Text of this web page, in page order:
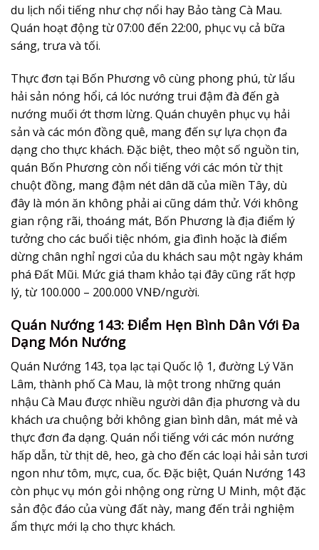
du lịch nổi tiếng như chợ nổi hay Bảo tàng Cà Mau.
Quán hoạt động từ 07:00 đến 22:00, phục vụ cả bữa
sáng, trưa và tối.
Thực đơn tại Bốn Phương vô cùng phong phú, từ lẩu
hải sản nóng hổi, cá lóc nướng trui đậm đà đến gà
nướng muối ớt thơm lừng. Quán chuyên phục vụ hải
sản và các món đồng quê, mang đến sự lựa chọn đa
dạng cho thực khách. Đặc biệt, theo một số nguồn tin,
quán Bốn Phương còn nổi tiếng với các món từ thịt
chuột đồng, mang đậm nét dân dã của miền Tây, dù
đây là món ăn không phải ai cũng dám thử. Với không
gian rộng rãi, thoáng mát, Bốn Phương là địa điểm lý
tưởng cho các buổi tiệc nhóm, gia đình hoặc là điểm
dừng chân nghỉ ngơi của du khách sau một ngày khám
phá Đất Mũi. Mức giá tham khảo tại đây cũng rất hợp
lý, từ 100.000 – 200.000 VNĐ/người.
Quán Nướng 143: Điểm Hẹn Bình Dân Với Đa
Dạng Món Nướng
Quán Nướng 143, tọa lạc tại Quốc lộ 1, đường Lý Văn
Lâm, thành phố Cà Mau, là một trong những quán
nhậu Cà Mau được nhiều người dân địa phương và du
khách ưa chuộng bởi không gian bình dân, mát mẻ và
thực đơn đa dạng. Quán nổi tiếng với các món nướng
hấp dẫn, từ thịt dê, heo, gà cho đến các loại hải sản tươi
ngon như tôm, mực, cua, ốc. Đặc biệt, Quán Nướng 143
còn phục vụ món gỏi nhộng ong rừng U Minh, một đặc
sản độc đáo của vùng đất này, mang đến trải nghiệm
ẩm thực mới lạ cho thực khách.